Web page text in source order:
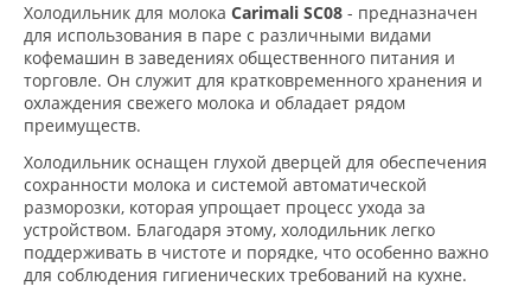
Холодильник для молока Carimali SC08 - предназначен
для использования в паре с различными видами
кофемашин в заведениях общественного питания и
торговле. Он служит для кратковременного хранения и
охлаждения свежего молока и обладает рядом
преимуществ.
Холодильник оснащен глухой дверцей для обеспечения
сохранности молока и системой автоматической
разморозки, которая упрощает процесс ухода за
устройством. Благодаря этому, холодильник легко
поддерживать в чистоте и порядке, что особенно важно
для соблюдения гигиенических требований на кухне.